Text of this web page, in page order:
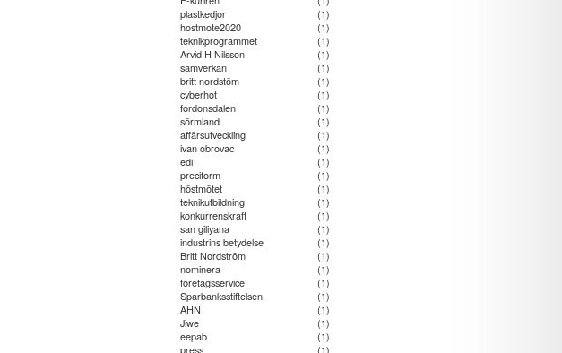
plastkedjor
(1)
hostmote2020
(1)
teknikprogrammet
(1)
Arvid H Nilsson
(1)
samverkan
(1)
britt nordstöm
(1)
cyberhot
(1)
fordonsdalen
(1)
sörmland
(1)
affärsutveckling
(1)
ivan obrovac
(1)
edi
(1)
preciform
(1)
höstmötet
(1)
teknikutbildning
(1)
konkurrenskraft
(1)
san giliyana
(1)
industrins betydelse
(1)
Britt Nordström
(1)
nominera
(1)
företagsservice
(1)
Sparbanksstiftelsen
(1)
AHN
(1)
Jiwe
(1)
eepab
(1)
press
(1)